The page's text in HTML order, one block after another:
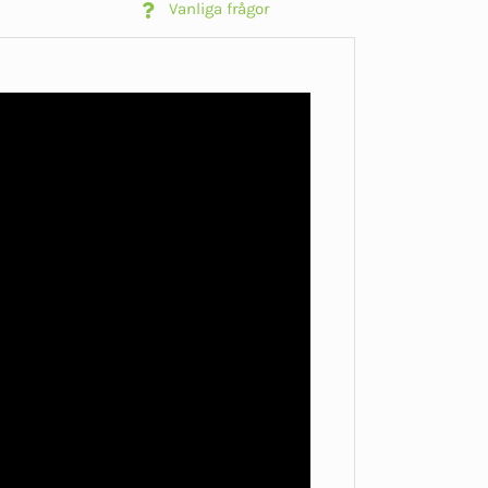
Vanliga frågor